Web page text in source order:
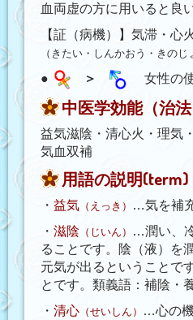
血両虚の方に用いると良
【証（病機）】気滞・心
（きたい・しんかおう・きのじ
● ＞ 女性の
中医学効能（治法
益気滋陰・清心火・理気
気血双補
用語の説明(term)
・ 益気 （えっき）
…気を補
・ 滋陰 （じいん）
…潤い、
ることです。陰（液）を
元気が出るということで
とです。類義語：補陰・
・ 清心 （せいしん）
…心の